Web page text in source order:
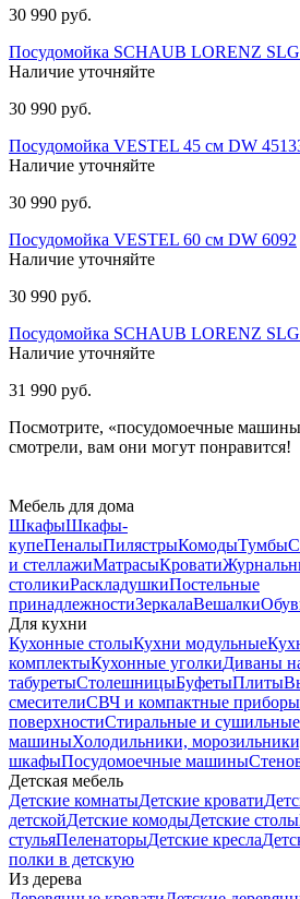
30 990 руб.
Посудомойка SCHAUB LORENZ
Наличие уточняйте
30 990 руб.
Посудомойка VESTEL 45 см DW
Наличие уточняйте
30 990 руб.
Посудомойка VESTEL 60 см DW 6092
Наличие уточняйте
30 990 руб.
Посудомойка SCHAUB LORENZ
Наличие уточняйте
31 990 руб.
Посмотрите, «посудомоечные
смотрели, вам они могут понравится!
Мебель для дома
ШкафыШкафы-
купеПеналыПилястрыКомодыТумбы
и стеллажиМатрасыКровати
столикиРаскладушкиПостельные
принадлежностиЗеркалаВешалки
Для кухни
Кухонные столыКухни модульные
комплектыКухонные уголкиДиваны
табуретыСтолешницыБуфетыПлиты
смесителиСВЧ и компактные приборы
поверхностиСтиральные и сушильные
машиныХолодильники,
шкафыПосудомоечные машины
Детская мебель
Детские комнатыДетские кровати
детскойДетские комодыДетские столы
стульяПеленаторыДетские кресла
полки в детскую
Из дерева